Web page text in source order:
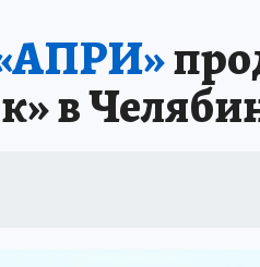
ДНЕВНИК ПЕРВЫХ ТАКАЯ
ОТДЫХ В РОССИИ
в